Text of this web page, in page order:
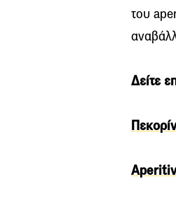
του
Δείτε